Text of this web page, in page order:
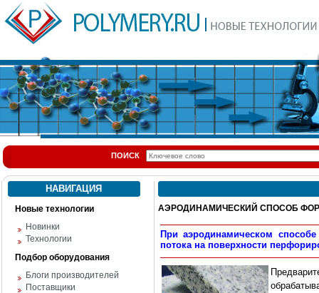
ПОИСК
НАВИГАЦИЯ
Новые технологии
Новинки
Технологии
Подбор оборудования
Блоги производителей
Поставщики
АЭРОДИНАМИЧЕСКИЙ СПОСОБ
При аэродинамическом
потока на поверхности